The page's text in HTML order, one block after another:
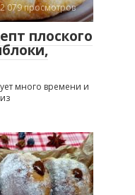
079 просмотров
плоского
много времени и